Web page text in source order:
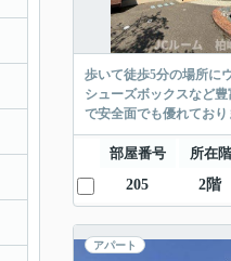
歩いて徒歩5分の場所に
シューズボックスなど
で安全面でも優れてお
部屋番号 所在階
205
2階
アパート